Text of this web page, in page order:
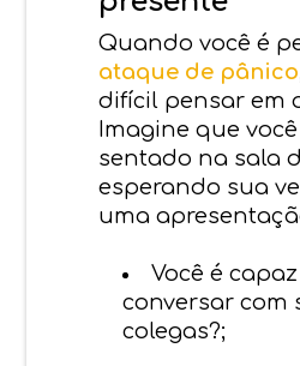
Quando você é
ataque de pânico
difícil pensar em
Imagine que
sentado na sala
esperando sua
uma
Você é
conversar com
colegas?;